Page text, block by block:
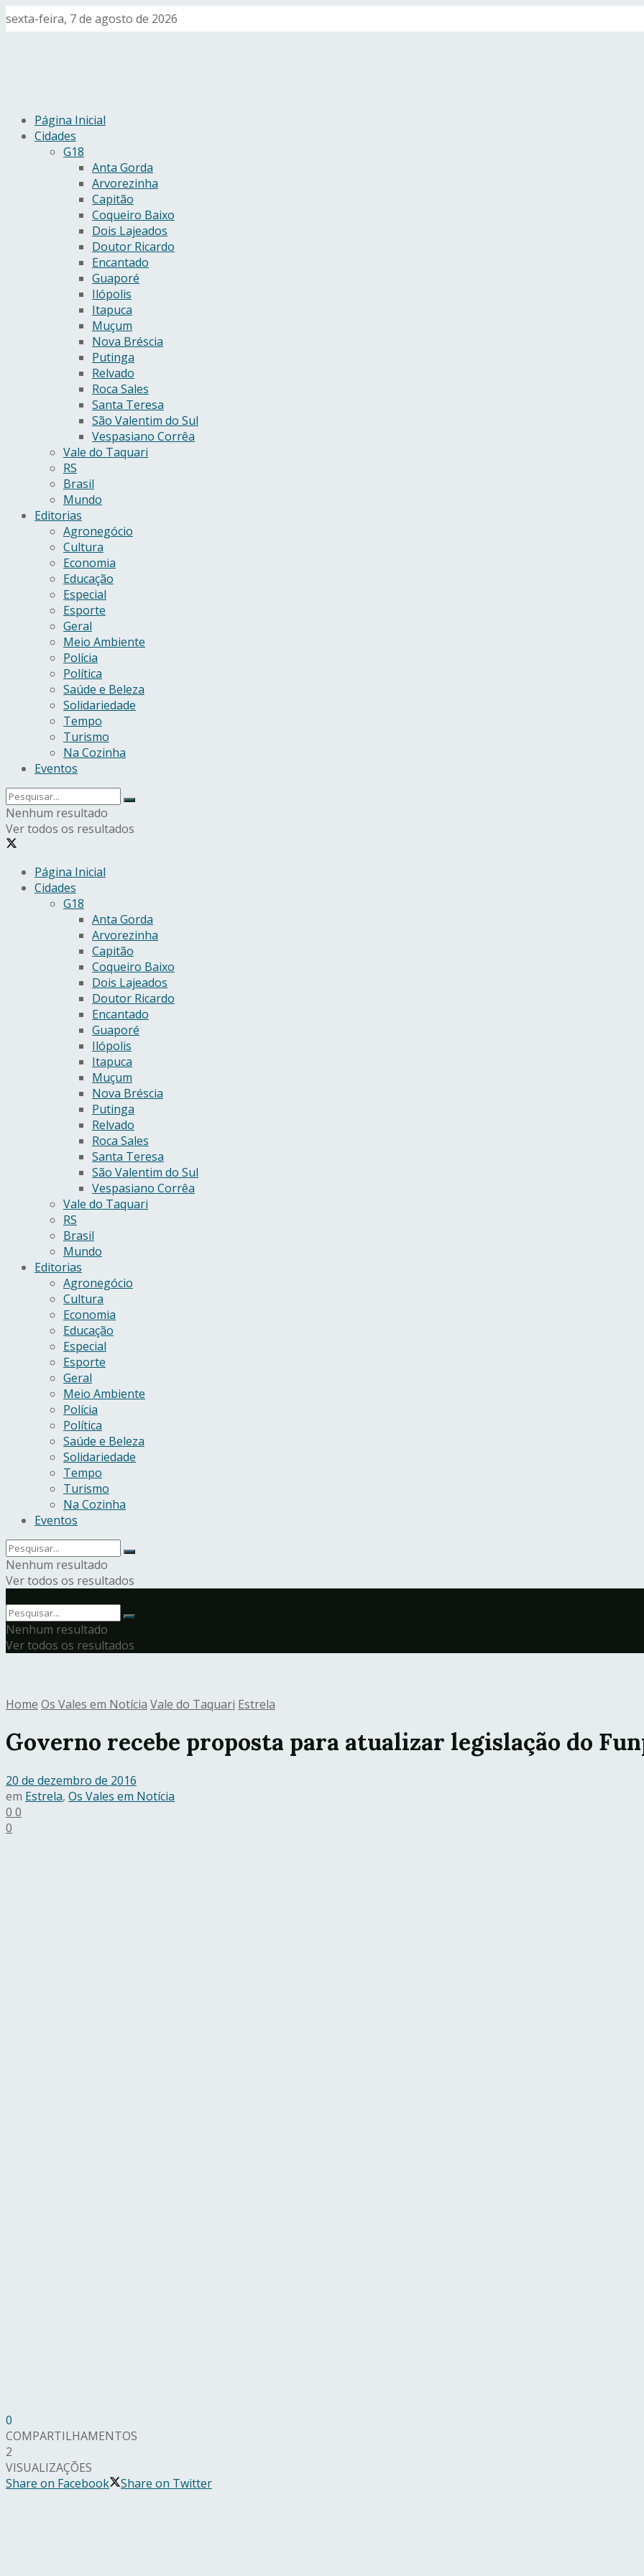
sexta-feira, 7 de agosto de 2026
Página Inicial
Cidades
G18
Anta Gorda
Arvorezinha
Capitão
Coqueiro Baixo
Dois Lajeados
Doutor Ricardo
Encantado
Guaporé
Ilópolis
Itapuca
Muçum
Nova Bréscia
Putinga
Relvado
Roca Sales
Santa Teresa
São Valentim do Sul
Vespasiano Corrêa
Vale do Taquari
RS
Brasil
Mundo
Editorias
Agronegócio
Cultura
Economia
Educação
Especial
Esporte
Geral
Meio Ambiente
Polícia
Política
Saúde e Beleza
Solidariedade
Tempo
Turismo
Na Cozinha
Eventos
Nenhum resultado
Ver todos os resultados
Página Inicial
Cidades
G18
Anta Gorda
Arvorezinha
Capitão
Coqueiro Baixo
Dois Lajeados
Doutor Ricardo
Encantado
Guaporé
Ilópolis
Itapuca
Muçum
Nova Bréscia
Putinga
Relvado
Roca Sales
Santa Teresa
São Valentim do Sul
Vespasiano Corrêa
Vale do Taquari
RS
Brasil
Mundo
Editorias
Agronegócio
Cultura
Economia
Educação
Especial
Esporte
Geral
Meio Ambiente
Polícia
Política
Saúde e Beleza
Solidariedade
Tempo
Turismo
Na Cozinha
Eventos
Nenhum resultado
Ver todos os resultados
Nenhum resultado
Ver todos os resultados
Home Os Vales em Notícia Vale do Taquari Estrela
Governo recebe proposta para atualizar legislação do
20 de dezembro de 2016
em Estrela, Os Vales em Notícia
0 0
0
0
COMPARTILHAMENTOS
2
VISUALIZAÇÕES
Share on Facebook
Share on Twitter